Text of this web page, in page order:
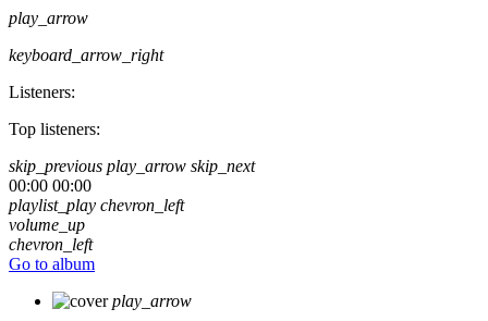
play_arrow
keyboard_arrow_right
Listeners:
Top listeners:
skip_previous play_arrow skip_next
00:00 00:00
playlist_play chevron_left
volume_up
chevron_left
Go to album
play_arrow